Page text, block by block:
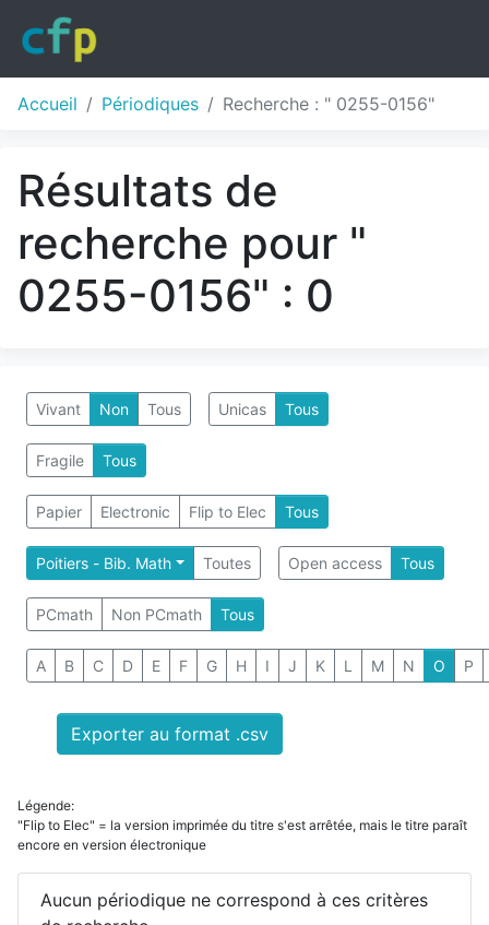
Accueil Périodiques Recherche : " 0255-0156"
Résultats de
recherche pour "
0255-0156" : 0
Vivant Non Tous Unicas Tous
Fragile Tous
Papier Electronic Flip to Elec Tous
Poitiers - Bib. Math Toutes Open access Tous
PCmath Non PCmath Tous
A B C D E F G H I J K L M N O P
Exporter au format .csv
Légende:
"Flip to Elec" = la version imprimée du titre s'est arrêtée, mais le titre paraît
encore en version électronique
Aucun périodique ne correspond à ces critères